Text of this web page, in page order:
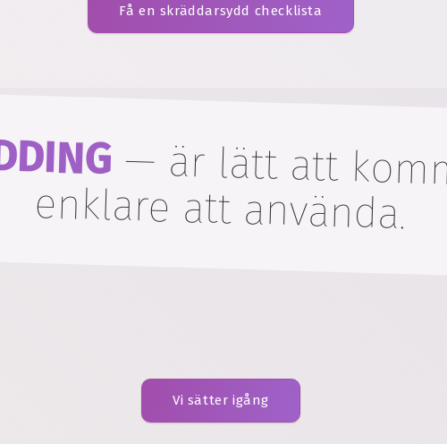
Få en skräddarsydd checklista
— är lätt att
enklare att använda.
Vi sätter igång